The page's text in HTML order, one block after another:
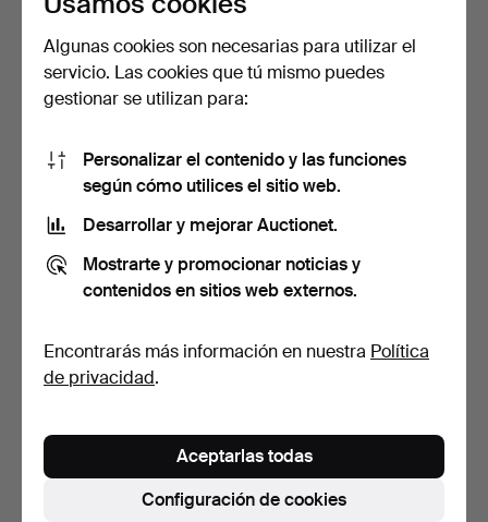
reloj de pie.
58 USD
Reloj de pie Biedermeier.
93 USD
Reloj de pie de
Algunas cookies son necesarias para utilizar el
servicio. Las cookies que tú mismo puedes
gestionar se utilizan para:
Personalizar el contenido y las funciones
según cómo utilices el sitio web.
Desarrollar y mejorar Auctionet.
Mostrarte y promocionar noticias y
contenidos en sitios web externos.
Encontrarás más información en nuestra Política
de privacidad.
Configuración de cookies
Aceptarlas todas